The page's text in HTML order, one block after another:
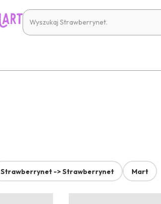
Strawberrynet -> Strawberrynet Mart